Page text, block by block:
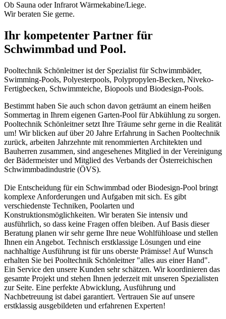
Ob Sauna oder Infrarot Wärmekabine/Liege.
Wir beraten Sie gerne.
Ihr kompetenter Partner für
Schwimmbad und Pool.
Pooltechnik Schönleitner ist der Spezialist für Schwimmbäder,
Swimming-Pools, Polyesterpools, Polypropylen-Becken, Niveko-
Fertigbecken, Schwimmteiche, Biopools und Biodesign-Pools.
Bestimmt haben Sie auch schon davon geträumt an einem heißen
Sommertag in Ihrem eigenen Garten-Pool für Abkühlung zu sorgen.
Pooltechnik Schönleitner setzt Ihre Träume sehr gerne in die Realität
um! Wir blicken auf über 20 Jahre Erfahrung in Sachen Pooltechnik
zurück, arbeiten Jahrzehnte mit renommierten Architekten und
Bauherren zusammen, sind angesehenes Mitglied in der Vereinigung
der Bädermeister und Mitglied des Verbands der Österreichischen
Schwimmbadindustrie (ÖVS).
Die Entscheidung für ein Schwimmbad oder Biodesign-Pool bringt
komplexe Anforderungen und Aufgaben mit sich. Es gibt
verschiedenste Techniken, Poolarten und
Konstruktionsmöglichkeiten. Wir beraten Sie intensiv und
ausführlich, so dass keine Fragen offen bleiben. Auf Basis dieser
Beratung planen wir sehr gerne Ihre neue Wohlfühloase und stellen
Ihnen ein Angebot. Technisch erstklassige Lösungen und eine
nachhaltige Ausführung ist für uns oberste Prämisse! Auf Wunsch
erhalten Sie bei Pooltechnik Schönleitner "alles aus einer Hand".
Ein Service den unsere Kunden sehr schätzen. Wir koordinieren das
gesamte Projekt und stehen Ihnen jederzeit mit unseren Spezialisten
zur Seite. Eine perfekte Abwicklung, Ausführung und
Nachbetreuung ist dabei garantiert. Vertrauen Sie auf unsere
erstklassig ausgebildeten und erfahrenen Experten!